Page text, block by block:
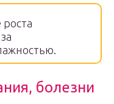
роста
болезни